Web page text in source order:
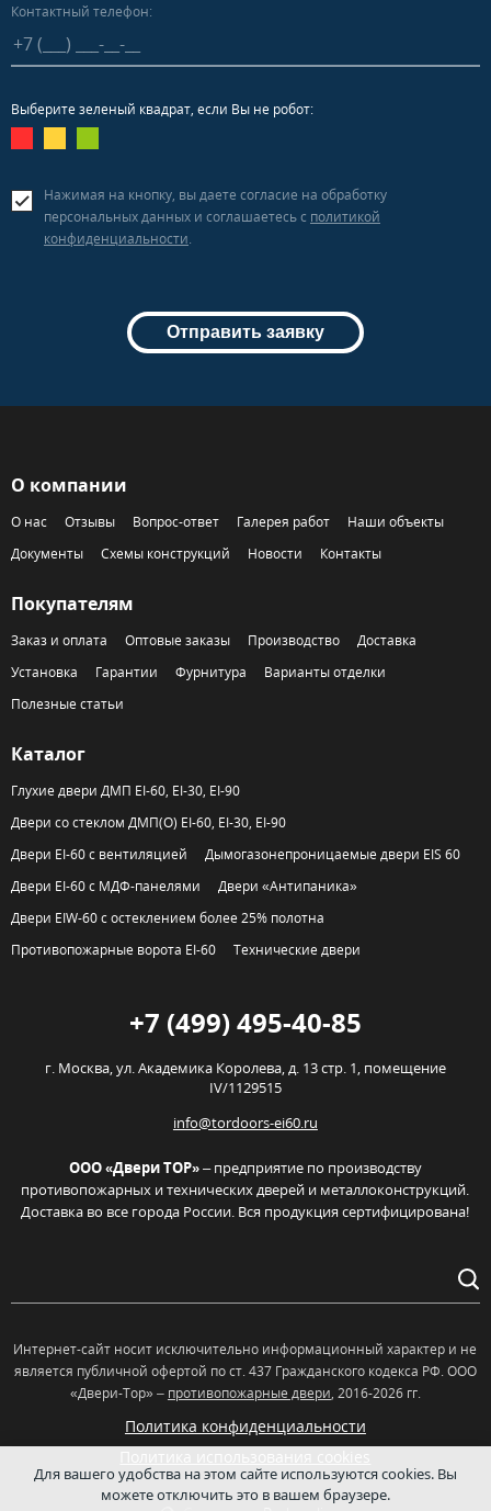
Контактный телефон:
Выберите зеленый квадрат, если Вы не робот:
Нажимая на кнопку, вы даете согласие на обработку
персональных данных и соглашаетесь c политикой
конфиденциальности.
Отправить заявку
О компании
О нас Отзывы Вопрос-ответ Галерея работ
Наши объекты
Документы
Схемы конструкций Новости Контакты
Покупателям
Заказ и оплата Оптовые заказы Производство
Доставка
Установка
Гарантии Фурнитура
Варианты отделки
Полезные статьи
Каталог
Глухие двери ДМП EI-60, EI-30, EI-90
Двери со стеклом ДМП(О) EI-60, EI-30, EI-90
Двери EI-60 с вентиляцией
Дымогазонепроницаемые двери EIS 60
Двери EI-60 с МДФ-панелями
Двери «Антипаника»
Двери EIW-60 с остеклением более 25% полотна
Противопожарные ворота EI-60
Технические двери
+7 (499) 495-40-85
г. Москва,ул. Академика Королева, д. 13 стр. 1, помещение
IV/1129515
info@tordoors-ei60.ru
ООО «Двери ТОР»– предприятие по производству
противопожарных и технических дверей и металлоконструкций.
Доставка во все города России. Вся продукция сертифицирована!
Интернет-сайт носит исключительно информационный характер и не
является публичной офертой по ст. 437 Гражданского кодекса РФ. OOO
«Двери-Тор» – противопожарные двери, 2016-2026 гг.
Политика конфиденциальности
Для вашего удобства на этом сайте используются cookies. Вы
можете отключить это в вашем браузере.